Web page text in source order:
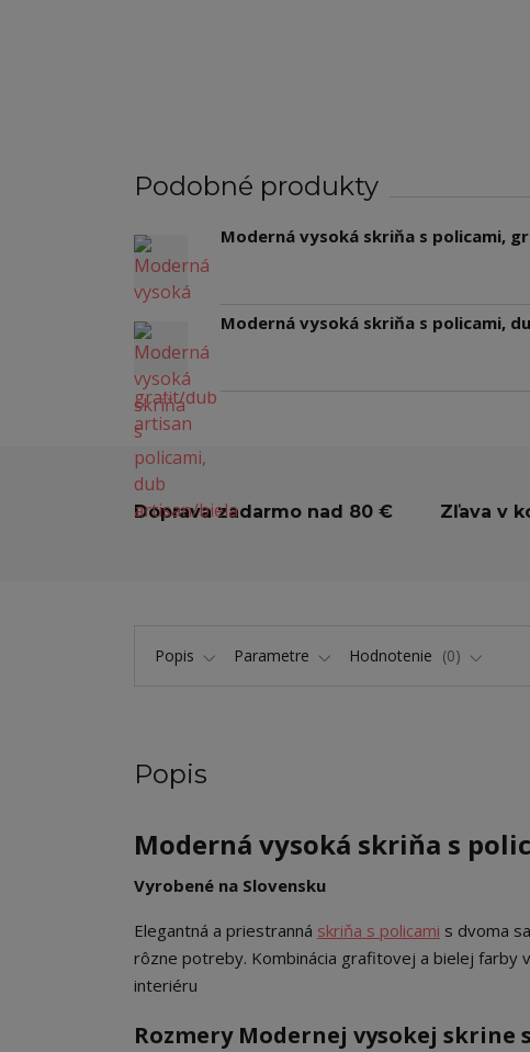
Podobné produkty
Moderná vysoká skriňa s policami,
Moderná vysoká skriňa s policami,
Doprava zadarmo nad 80 € Zľava v
Popis Parametre Hodnotenie 0
Popis
Moderná vysoká skriňa s
Vyrobené na Slovensku
Elegantná a priestranná skriňa s policami s dvoma
rôzne potreby. Kombinácia grafitovej a bielej farby
interiéru
Rozmery Modernej vysokej